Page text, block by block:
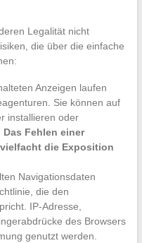
Legalität nicht
die über die einfache
Anzeigen laufen
Sie können auf
installieren oder
Das Fehlen einer
die Exposition
Navigationsdaten
die den
IP-Adresse,
des Browsers
genutzt werden.